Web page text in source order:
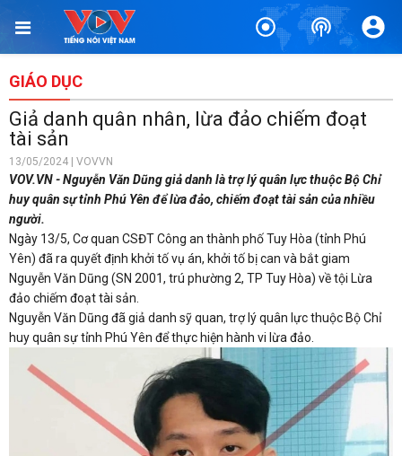
GIÁO DỤC
Giả danh quân nhân, lừa đảo chiếm đoạt
tài sản
13/05/2024 | VOVVN
VOV.VN - Nguyễn Văn Dũng giả danh là trợ lý quân lực thuộc Bộ Chỉ
huy quân sự tỉnh Phú Yên để lừa đảo, chiếm đoạt tài sản của nhiều
người.
Ngày 13/5, Cơ quan CSĐT Công an thành phố Tuy Hòa (tỉnh Phú
Yên) đã ra quyết định khởi tố vụ án, khởi tố bị can và bắt giam
Nguyễn Văn Dũng (SN 2001, trú phường 2, TP Tuy Hòa) về tội Lừa
đảo chiếm đoạt tài sản.
Nguyễn Văn Dũng đã giả danh sỹ quan, trợ lý quân lực thuộc Bộ Chỉ
huy quân sự tỉnh Phú Yên để thực hiện hành vi lừa đảo.